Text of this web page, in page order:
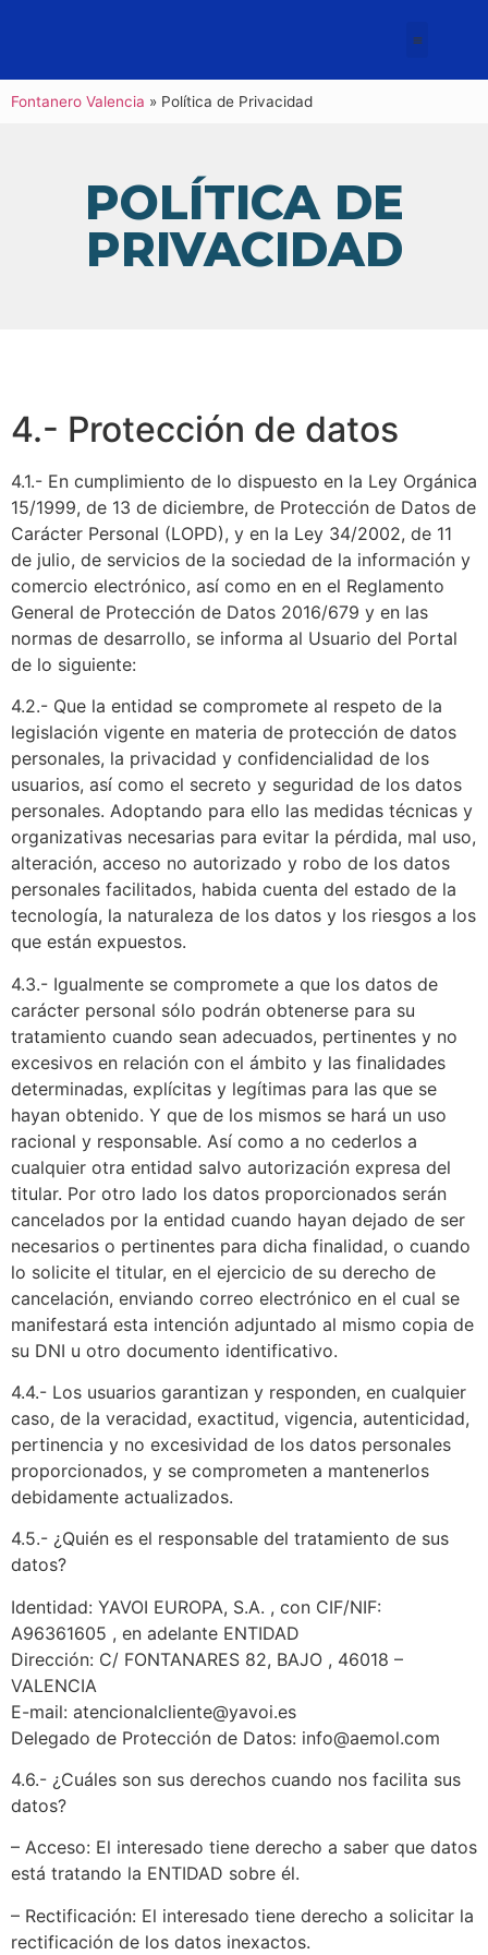
Fontanero Valencia » Política de Privacidad
POLÍTICA DE
PRIVACIDAD
4.- Protección de datos
4.1.- En cumplimiento de lo dispuesto en la Ley Orgánica
15/1999, de 13 de diciembre, de Protección de Datos de
Carácter Personal (LOPD), y en la Ley 34/2002, de 11
de julio, de servicios de la sociedad de la información y
comercio electrónico, así como en en el Reglamento
General de Protección de Datos 2016/679 y en las
normas de desarrollo, se informa al Usuario del Portal
de lo siguiente:
4.2.- Que la entidad se compromete al respeto de la
legislación vigente en materia de protección de datos
personales, la privacidad y confidencialidad de los
usuarios, así como el secreto y seguridad de los datos
personales. Adoptando para ello las medidas técnicas y
organizativas necesarias para evitar la pérdida, mal uso,
alteración, acceso no autorizado y robo de los datos
personales facilitados, habida cuenta del estado de la
tecnología, la naturaleza de los datos y los riesgos a los
que están expuestos.
4.3.- Igualmente se compromete a que los datos de
carácter personal sólo podrán obtenerse para su
tratamiento cuando sean adecuados, pertinentes y no
excesivos en relación con el ámbito y las finalidades
determinadas, explícitas y legítimas para las que se
hayan obtenido. Y que de los mismos se hará un uso
racional y responsable. Así como a no cederlos a
cualquier otra entidad salvo autorización expresa del
titular. Por otro lado los datos proporcionados serán
cancelados por la entidad cuando hayan dejado de ser
necesarios o pertinentes para dicha finalidad, o cuando
lo solicite el titular, en el ejercicio de su derecho de
cancelación, enviando correo electrónico en el cual se
manifestará esta intención adjuntado al mismo copia de
su DNI u otro documento identificativo.
4.4.- Los usuarios garantizan y responden, en cualquier
caso, de la veracidad, exactitud, vigencia, autenticidad,
pertinencia y no excesividad de los datos personales
proporcionados, y se comprometen a mantenerlos
debidamente actualizados.
4.5.- ¿Quién es el responsable del tratamiento de sus
datos?
Identidad: YAVOI EUROPA, S.A. , con CIF/NIF:
A96361605 , en adelante ENTIDAD
Dirección: C/ FONTANARES 82, BAJO , 46018 –
VALENCIA
E-mail: atencionalcliente@yavoi.es
Delegado de Protección de Datos: info@aemol.com
4.6.- ¿Cuáles son sus derechos cuando nos facilita sus
datos?
– Acceso: El interesado tiene derecho a saber que datos
está tratando la ENTIDAD sobre él.
– Rectificación: El interesado tiene derecho a solicitar la
rectificación de los datos inexactos.